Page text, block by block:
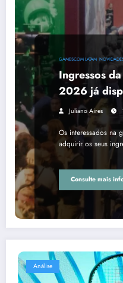
GAMESCOM LATAM
Ingressos
2026 já
Juliano Aires
Os interessados na
adquirir os seus
Consulte mais
Análise